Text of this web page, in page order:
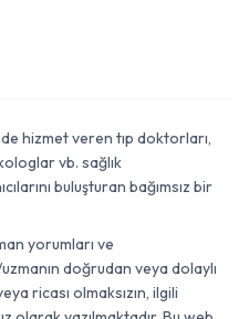
hizmet veren tıp doktorları,
vb. sağlık
buluşturan bağımsız bir
yorumları ve
doğrudan veya dolaylı
ricası olmaksızın, ilgili